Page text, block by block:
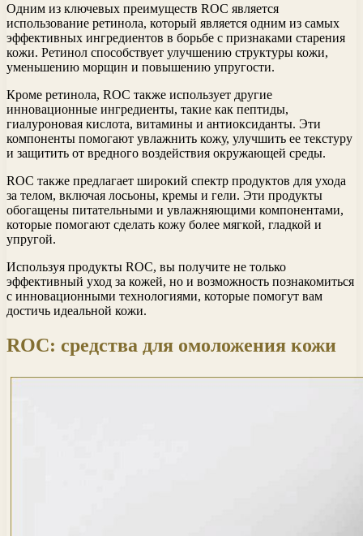
Одним из ключевых преимуществ ROC является
использование ретинола, который является одним из самых
эффективных ингредиентов в борьбе с признаками старения
кожи. Ретинол способствует улучшению структуры кожи,
уменьшению морщин и повышению упругости.
Кроме ретинола, ROC также использует другие
инновационные ингредиенты, такие как пептиды,
гиалуроновая кислота, витамины и антиоксиданты. Эти
компоненты помогают увлажнить кожу, улучшить ее текстуру
и защитить от вредного воздействия окружающей среды.
ROC также предлагает широкий спектр продуктов для ухода
за телом, включая лосьоны, кремы и гели. Эти продукты
обогащены питательными и увлажняющими компонентами,
которые помогают сделать кожу более мягкой, гладкой и
упругой.
Используя продукты ROC, вы получите не только
эффективный уход за кожей, но и возможность познакомиться
с инновационными технологиями, которые помогут вам
достичь идеальной кожи.
ROC: средства для омоложения кожи